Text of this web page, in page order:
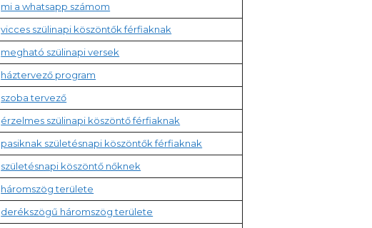
mi a whatsapp számom
vicces szülinapi köszöntők férfiaknak
megható szülinapi versek
háztervező program
szoba tervező
érzelmes szülinapi köszöntő férfiaknak
pasiknak születésnapi köszöntők férfiaknak
születésnapi köszöntő nőknek
háromszög területe
derékszögű háromszög területe